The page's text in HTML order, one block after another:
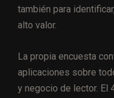
también para
alto valor.
La propia encuesta
aplicaciones sobre
y negocio de lector. El